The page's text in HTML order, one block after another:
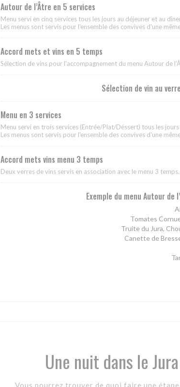
Autour de l’Âtre en 5 services
Menu servi en cinq services tous les jours au déjeuner et au
Les menus sont servis pour l'ensemble des convives d'une
Accord mets et vins en 5 temps
Sélection de vins pour l'accompagnement du menu Autour de
Sélection de vin au
Menu en 3 services
Menu servi en trois services (Entrée/Plat/Déssert) tous les
Les menus sont servis pour l'ensemble des convives d'une
Accord mets vins menu 3 temps
Deux verres de vins servis en association avec le menu 3 temps.
Exemple du menu Autour
Tomates
Truite du Jura,
Canette de
Une nuit dans le
Vous pourrez trouver de quoi faire une